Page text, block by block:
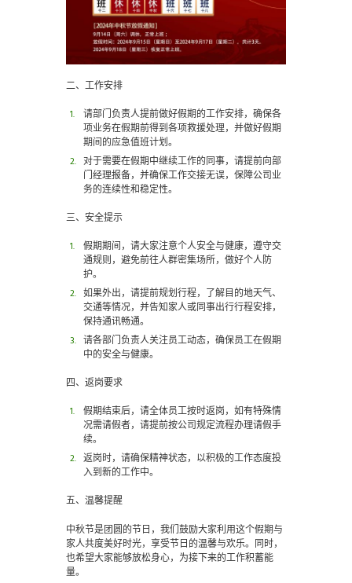
二、工作安排
请部门负责人提前做好假期的工作安排，确保各
项业务在假期前得到各项救援处理，并做好假期
期间的应急值班计划。
对于需要在假期中继续工作的同事，请提前向部
门经理报备，并确保工作交接无误，保障公司业
务的连续性和稳定性。
三、安全提示
假期期间，请大家注意个人安全与健康，遵守交
通规则，避免前往人群密集场所，做好个人防
护。
如果外出，请提前规划行程，了解目的地天气、
交通等情况，并告知家人或同事出行行程安排，
保持通讯畅通。
请各部门负责人关注员工动态，确保员工在假期
中的安全与健康。
四、返岗要求
假期结束后，请全体员工按时返岗，如有特殊情
况需请假者，请提前按公司规定流程办理请假手
续。
返岗时，请确保精神状态，以积极的工作态度投
入到新的工作中。
五、温馨提醒
中秋节是团圆的节日，我们鼓励大家利用这个假期与
家人共度美好时光，享受节日的温馨与欢乐。同时，
也希望大家能够放松身心，为接下来的工作积蓄能
量。